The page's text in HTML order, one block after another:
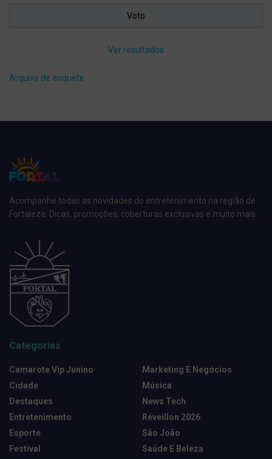
Ver resultados
Arquivo de enquete
Acompanhe todas as novidades do entretenimento na região de
Fortaleza. Dicas, promoções, coberturas exclusivas e muito mais.
Categorias
Camarote Vip Junino
Cidade
Destaques
Entretenimento
Esporte
Festival
Marketing E Negócios
Música
News Tech
Réveillon 2026
São João
Saúde E Beleza